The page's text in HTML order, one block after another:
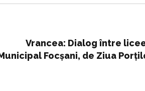
Vrancea: Dialog între
Focșani, de Ziua